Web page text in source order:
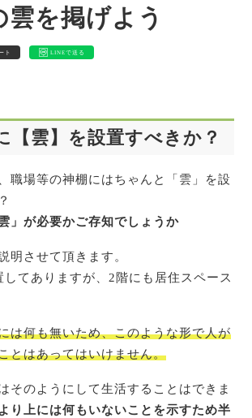
雲を掲げよう
ト LINEで送る
【雲】を設置すべきか？
職場等の神棚にはちゃんと「雲」を設
」が必要かご存知でしょうか
明させて頂きます。
してありますが、2階にも居住スペース
は何も無いため、このような形で人が
とはあってはいけません。
そのようにして生活することはできま
り上には何もいないことを示すため半